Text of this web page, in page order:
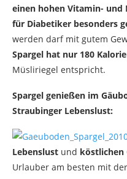
einen hohen Vitamin-
für Diabetiker besonders
werden darf mit gutem
Spargel hat nur 180
Müsliriegel entspricht.
Spargel genießen im
Straubinger Lebenslust:
Lebenslust und köstlichen
Urlauber am besten mit